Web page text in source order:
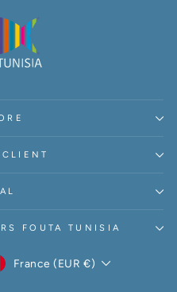
FOUTA TUNISIA
France (EUR €)